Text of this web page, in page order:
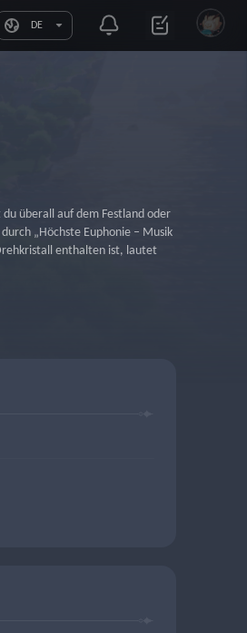
DE
überall auf dem Festland oder
„Höchste Euphonie – Musik
enthalten ist, lautet